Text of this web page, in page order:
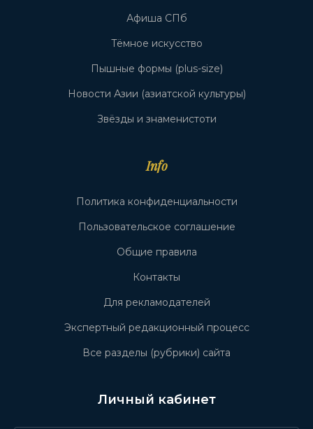
Афиша СПб
Тёмное искусство
Пышные формы (plus-size)
Новости Азии (азиатской культуры)
Звёзды и знаменистоти
Info
Политика конфиденциальности
Пользовательское соглашение
Общие правила
Контакты
Для рекламодателей
Экспертный редакционный процесс
Все разделы (рубрики) сайта
Личный кабинет